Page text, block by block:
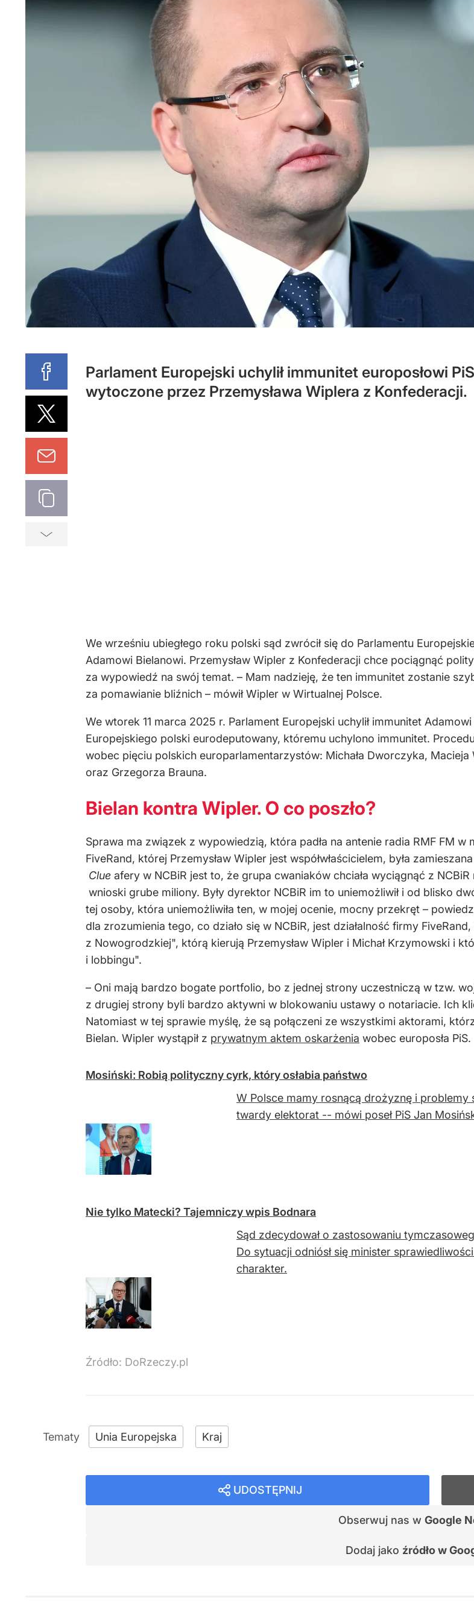
Parlament Europejski uchylił immunitet europosłowi
wytoczone przez Przemysława Wiplera z Konfederacji.
We wrześniu ubiegłego roku polski sąd zwrócił się do Parlamentu
Adamowi Bielanowi. Przemysław Wipler z Konfederacji chce pociągnąć
za wypowiedź na swój temat. – Mam nadzieję, że ten immunitet zostanie
za pomawianie bliźnich – mówił Wipler w Wirtualnej Polsce.
We wtorek 11 marca 2025 r. Parlament Europejski uchylił immunitet
Europejskiego polski eurodeputowany, któremu uchylono immunitet.
wobec pięciu polskich europarlamentarzystów: Michała Dworczyka,
oraz Grzegorza Brauna.
Bielan kontra Wipler. O co poszło?
Sprawa ma związek z wypowiedzią, która padła na antenie radia RMF FM
FiveRand, której Przemysław Wipler jest współwłaścicielem, była
Clue afery w NCBiR jest to, że grupa cwaniaków chciała wyciągnąć z
wnioski grube miliony. Były dyrektor NCBiR im to uniemożliwił i od blisko
tej osoby, która uniemożliwiła ten, w mojej ocenie, mocny przekręt –
dla zrozumienia tego, co działo się w NCBiR, jest działalność firmy
z Nowogrodzkiej", którą kierują Przemysław Wipler i Michał Krzymowski i
i lobbingu".
– Oni mają bardzo bogate portfolio, bo z jednej strony uczestniczą w tzw.
z drugiej strony byli bardzo aktywni w blokowaniu ustawy o notariacie. Ich
Natomiast w tej sprawie myślę, że są połączeni ze wszystkimi aktorami,
Bielan. Wipler wystąpił z prywatnym aktem oskarżenia wobec europosła PiS.
Mosiński: Robią polityczny cyrk, który osłabia państwo
W Polsce mamy rosnącą drożyznę i problemy
twardy elektorat -- mówi poseł PiS Jan
Nie tylko Matecki? Tajemniczy wpis Bodnara
Sąd zdecydował o zastosowaniu
Do sytuacji odniósł się minister
charakter.
Źródło: DoRzeczy.pl
Unia Europejska Kraj
UDOSTĘPNIJ
Obserwuj nas w Google
Dodaj jako źródło w